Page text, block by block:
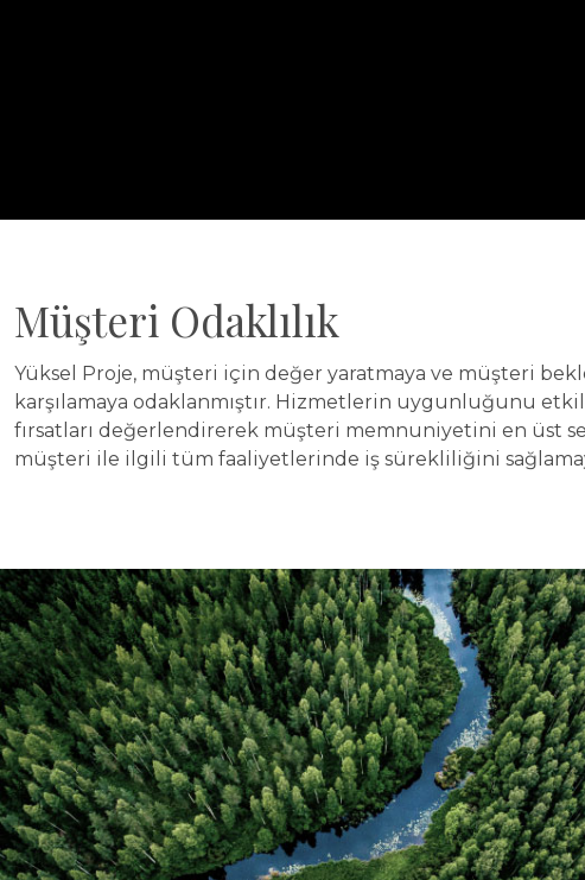
Müşteri Odaklılık
Yüksel Proje, müşteri için değer yaratmaya ve müşteri
karşılamaya odaklanmıştır. Hizmetlerin uygunluğunu
fırsatları değerlendirerek müşteri memnuniyetini en üst
müşteri ile ilgili tüm faaliyetlerinde iş sürekliliğini